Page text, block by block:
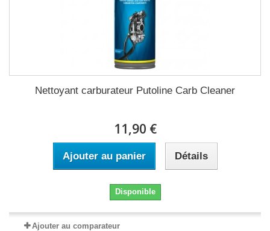
Nettoyant carburateur Putoline Carb Cleaner
11,90 €
Ajouter au panier Détails
Disponible
Ajouter au comparateur